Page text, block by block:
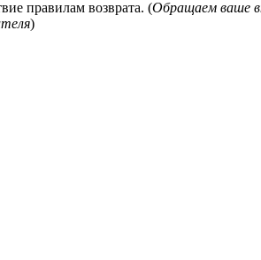
правилам возврата. (Обращаем ваше
)